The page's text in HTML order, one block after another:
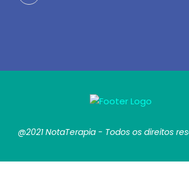
@2021 NotaTerapia - Todos os direitos